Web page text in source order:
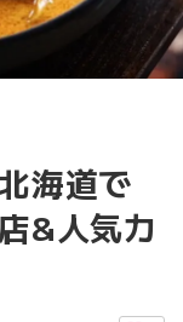
海道で
&人気カ